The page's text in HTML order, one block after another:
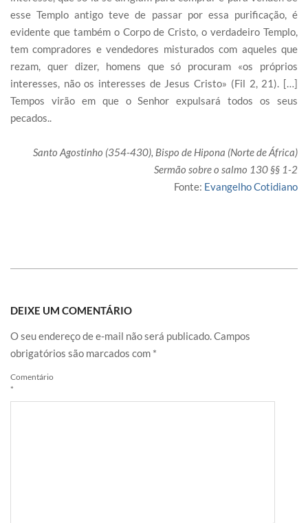
esse Templo antigo teve de passar por essa purificação, é
evidente que também o Corpo de Cristo, o verdadeiro Templo,
tem compradores e vendedores misturados com aqueles que
rezam, quer dizer, homens que só procuram «os próprios
interesses, não os interesses de Jesus Cristo» (Fil 2, 21). […]
Tempos virão em que o Senhor expulsará todos os seus
pecados..
Santo Agostinho (354-430), Bispo de Hipona (Norte de África)
Sermão sobre o salmo 130 §§ 1-2
Fonte: Evangelho Cotidiano
DEIXE UM COMENTÁRIO
O seu endereço de e-mail não será publicado.Campos
obrigatórios são marcados com *
Comentário
*